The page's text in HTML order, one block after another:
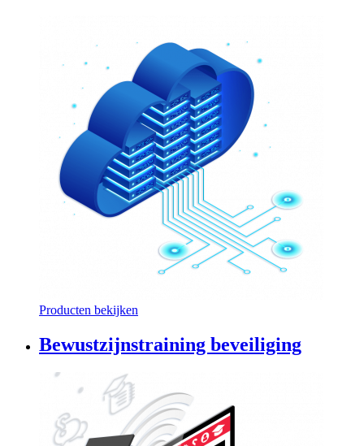
Producten bekijken
Bewustzijnstraining beveiliging